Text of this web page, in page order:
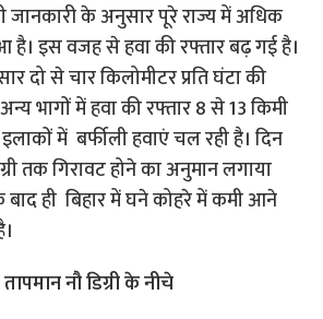
जानकारी के अनुसार पूरे राज्य में अधिक
है। इस वजह से हवा की रफ्तार बढ़ गई है।
दो से चार किलोमीटर प्रति घंटा की
भागों में हवा की रफ्तार 8 से 13 किमी
में बर्फीली हवाएं चल रही है। दिन
तक गिरावट होने का अनुमान लगाया
बाद ही बिहार में घने कोहरे में कमी आने
नौ डिग्री के नीचे